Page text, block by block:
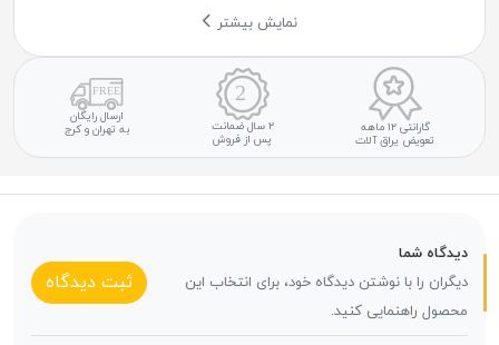
نمایش بیشتر
گارانتی ۱۲ ماهه
تعویض یراق آلات
۲ سال ضمانت
پس از فروش
ارسال رایگان
به تهران و کرج
دیدگاه شما
دیگران را با نوشتن دیدگاه خود، برای انتخاب این
محصول راهنمایی کنید.
ثبت دیدگاه